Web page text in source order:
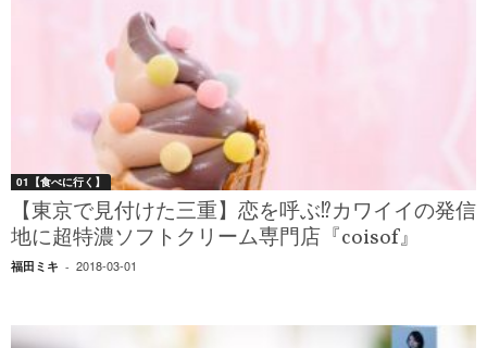
01【食べに行く】
【東京で見付けた三重】恋を呼ぶ⁉カワイイの発信
地に超特濃ソフトクリーム専門店『coisof』
福田ミキ - 2018-03-01